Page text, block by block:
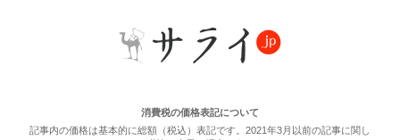
消費税の価格表記について
記事内の価格は基本的に総額（税込）表記です。2021年3月以前の記事に関し